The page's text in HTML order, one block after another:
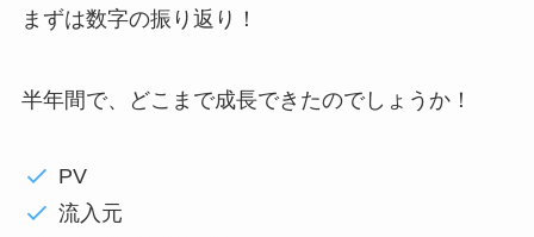
まずは数字の振り返り！
半年間で、どこまで成長できたのでしょうか！
PV
流入元